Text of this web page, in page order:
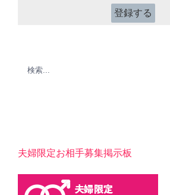
*
夫婦限定お相手募集掲示板